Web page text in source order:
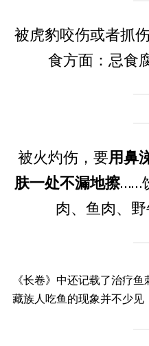
被虎豹咬伤或者抓
食方面：忌食
被火灼伤，要用鼻
肤一处不漏地擦……
肉、鱼肉、野
《长卷》中还记载了治疗
藏族人吃鱼的现象并不少见